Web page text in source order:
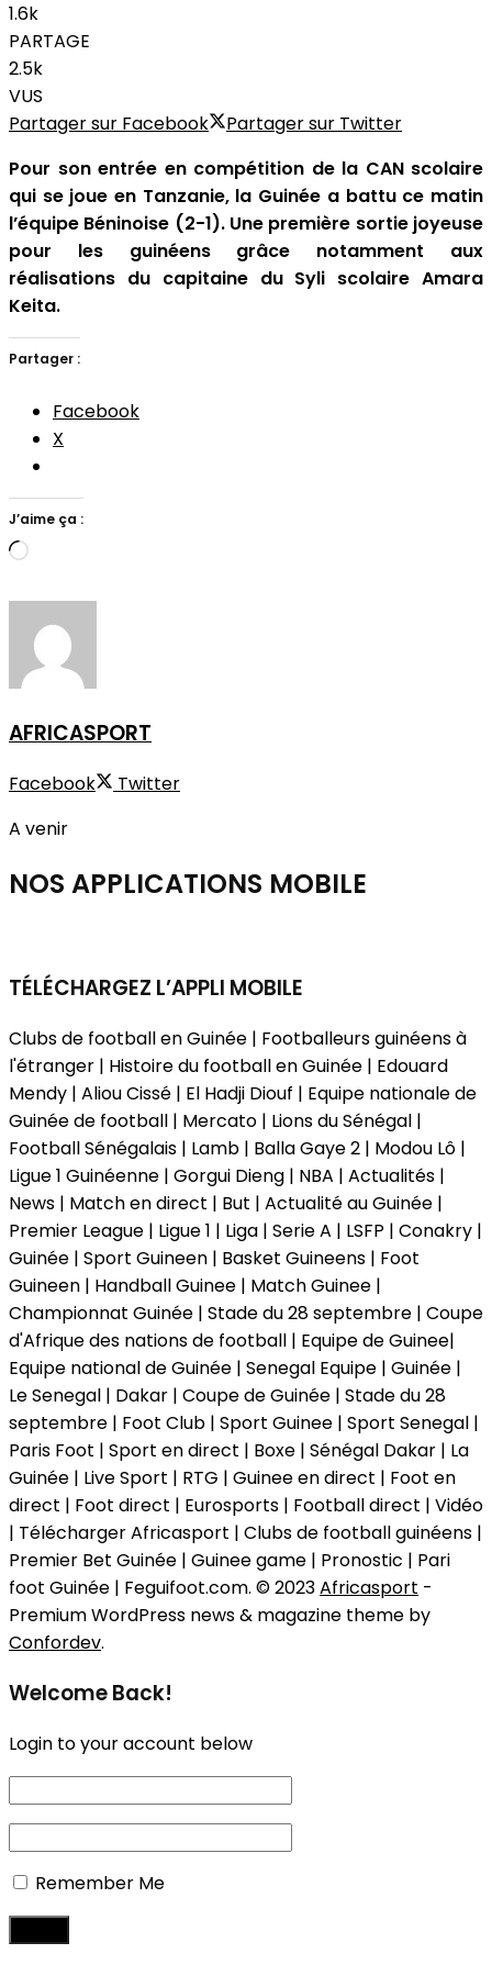
1.6k
PARTAGE
2.5k
VUS
Partager sur Facebook
Partager sur Twitter
Pour son entrée en compétition de la CAN scolaire
qui se joue en Tanzanie, la Guinée a battu ce matin
l’équipe Béninoise (2-1). Une première sortie joyeuse
pour les guinéens grâce notamment aux
réalisations du capitaine du Syli scolaire Amara
Keita.
Partager :
Facebook
X
J’aime ça :
Chargement…
AFRICASPORT
Facebook
Twitter
A venir
NOS APPLICATIONS MOBILE
TÉLÉCHARGEZ L’APPLI MOBILE
Clubs de football en Guinée | Footballeurs guinéens à
l'étranger | Histoire du football en Guinée | Edouard
Mendy | Aliou Cissé | El Hadji Diouf | Equipe nationale de
Guinée de football | Mercato | Lions du Sénégal |
Football Sénégalais | Lamb | Balla Gaye 2 | Modou Lô |
Ligue 1 Guinéenne | Gorgui Dieng | NBA | Actualités |
News | Match en direct | But | Actualité au Guinée |
Premier League | Ligue 1 | Liga | Serie A | LSFP | Conakry |
Guinée | Sport Guineen | Basket Guineens | Foot
Guineen | Handball Guinee | Match Guinee |
Championnat Guinée | Stade du 28 septembre | Coupe
d'Afrique des nations de football | Equipe de Guinee|
Equipe national de Guinée | Senegal Equipe | Guinée |
Le Senegal | Dakar | Coupe de Guinée | Stade du 28
septembre | Foot Club | Sport Guinee | Sport Senegal |
Paris Foot | Sport en direct | Boxe | Sénégal Dakar | La
Guinée | Live Sport | RTG | Guinee en direct | Foot en
direct | Foot direct | Eurosports | Football direct | Vidéo
| Télécharger Africasport | Clubs de football guinéens |
Premier Bet Guinée | Guinee game | Pronostic | Pari
foot Guinée | Feguifoot.com. © 2023Africasport -
Premium WordPress news & magazine theme by
Confordev.
Welcome Back!
Login to your account below
Remember Me